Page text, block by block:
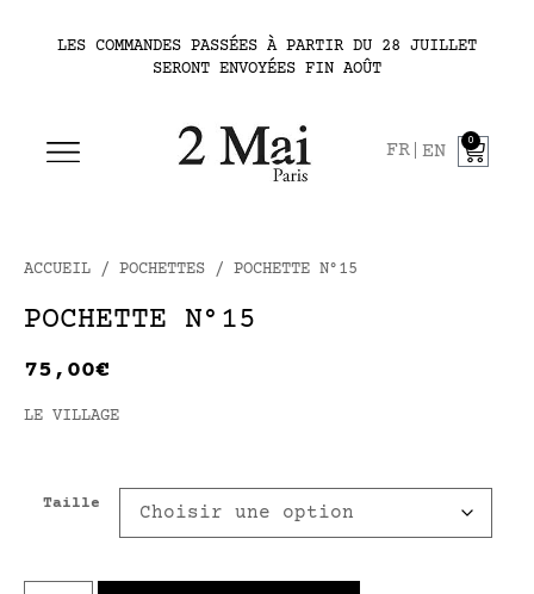
LES COMMANDES PASSÉES À PARTIR DU 28 JUILLET
SERONT ENVOYÉES FIN AOÛT
FR EN
0
ACCUEIL / POCHETTES / POCHETTE N°15
POCHETTE N°15
75,00€
LE VILLAGE
Taille